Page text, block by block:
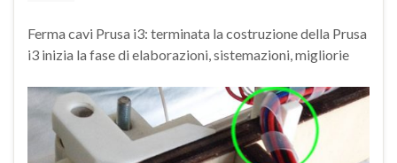
Ferma cavi Prusa i3: terminata la costruzione della Prusa
i3 inizia la fase di elaborazioni, sistemazioni, migliorie